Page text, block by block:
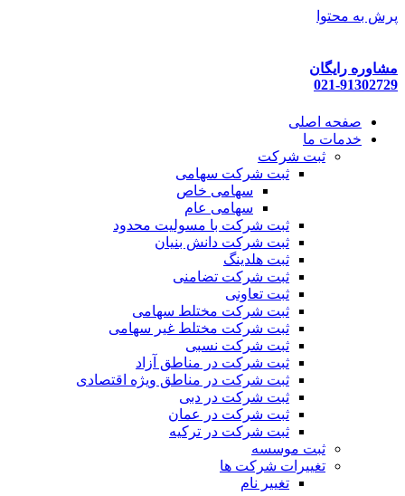
پرش به محتوا
مشاوره رایگان
021-91302729
صفحه اصلی
خدمات ما
ثبت شرکت
ثبت شرکت سهامی
سهامی خاص
سهامی عام
ثبت شرکت با مسولیت محدود
ثبت شرکت دانش بنیان
ثبت هلدینگ
ثبت شرکت تضامنی
ثبت تعاونی
ثبت شرکت مختلط سهامی
ثبت شرکت مختلط غیر سهامی
ثبت شرکت نسبی
ثبت شرکت در مناطق آزاد
ثبت شرکت در مناطق ویژه اقتصادی
ثبت شرکت در دبی
ثبت شرکت در عمان
ثبت شرکت در ترکیه
ثبت موسسه
تغییرات شرکت ها
تغییر نام